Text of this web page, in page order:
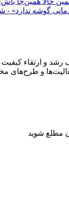
گوشه ندارد» -
و ارتقاء
و
مطلع شوید